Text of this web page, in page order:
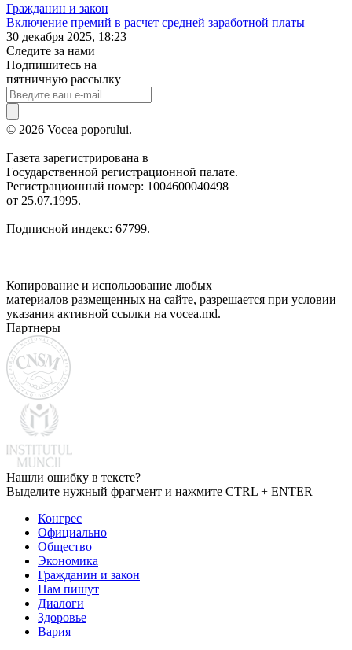
Гражданин и закон
Включение премий в расчет средней заработной платы
30 декабря 2025, 18:23
Следите за нами
Подпишитесь на
пятничную рассылку
© 2026 Vocea poporului.
Газета зарегистрирована в
Государственной регистрационной палате.
Регистрационный номер: 1004600040498
от 25.07.1995.
Подписной индекс: 67799.
Копирование и использование любых
материалов размещенных на сайте, разрешается при условии
указания активной ссылки на vocea.md.
Партнеры
Нашли ошибку в тексте?
Выделите нужный фрагмент и нажмите CTRL + ENTER
Конгрес
Официально
Общество
Экономика
Гражданин и закон
Нам пишут
Диалоги
Здоровье
Вария